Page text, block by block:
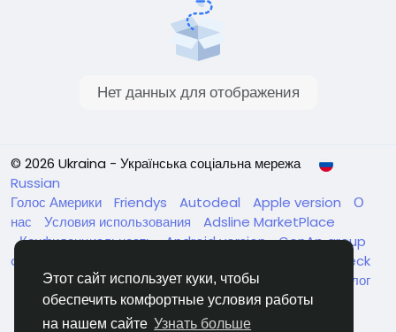
Этот сайт использует куки, чтобы
обеспечить комфортные условия работы
на нашем сайте Узнать больше
Нет данных для отображения
© 2026 Ukraina - Українська соціальна мережа
Russian
Голос Америки
Friendys Autodeal Apple version
О
нас
Условия использования
Adsline MarketPlace
Конфиденциальность Android version GenAp group
chat
VinCheck
Нагодуйте голодних та безпритульних в Україні
Каталог